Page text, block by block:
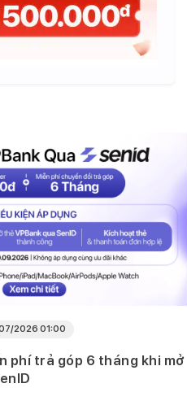
2026 01:00
phí trả góp 6 tháng khi mở